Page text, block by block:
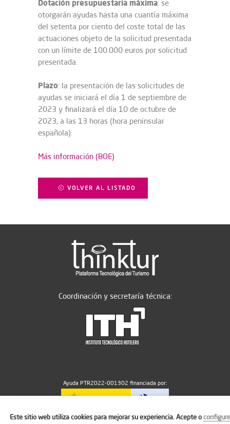
Dotación presupuestaria máxima: se
otorgarán ayudas hasta una cuantía máxima
del setenta por ciento del coste total de las
actuaciones objeto de la solicitud presentada
con un límite de 100.000 euros por solicitud
presentada.
Plazo: la presentación de las solicitudes de
ayudas se iniciará el día 1 de septiembre de
2023 y finalizará el día 10 de octubre de
2023, a las 13 horas (hora peninsular
española).
Más información (BOE)
VOLVER AL LISTADO
Coordinación y secretaría técnica:
Ayuda PTR2022-001302 financiada por:
MICIU/AEI/10.13039/501100011033
Este sitio web utiliza cookies para mejorar su experiencia. Acepte oconfigure